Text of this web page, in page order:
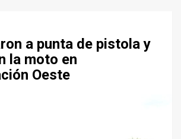
a punta de pistola y
la moto en
Oeste